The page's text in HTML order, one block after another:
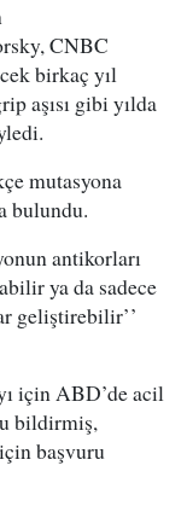
CNBC
birkaç yıl
aşısı gibi yılda
mutasyona
bulundu.
antikorları
ya da sadece
geliştirebilir’’
için ABD’de acil
bildirmiş,
başvuru